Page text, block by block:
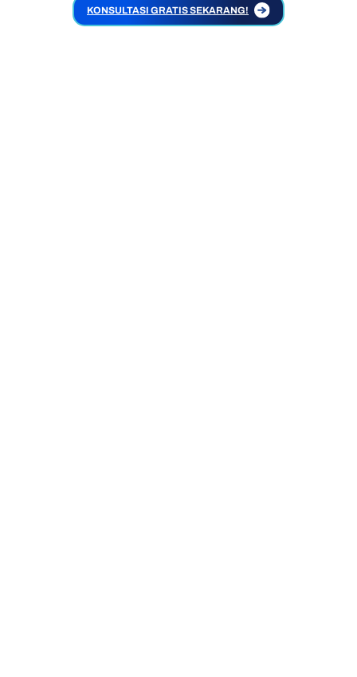
KONSULTASI GRATIS SEKARANG!